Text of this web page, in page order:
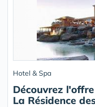
Hotel & Spa
Découvrez
La Résidence